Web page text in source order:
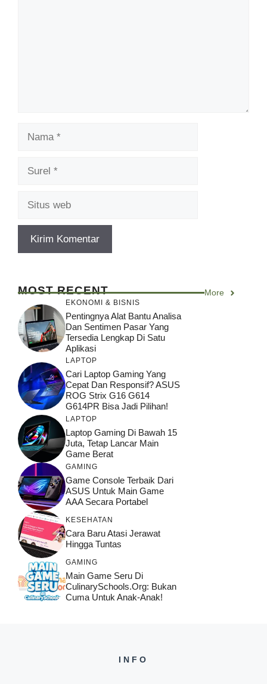
MOST RECENT More
EKONOMI & BISNIS
Pentingnya Alat Bantu Analisa
Dan Sentimen Pasar Yang
Tersedia Lengkap Di Satu
Aplikasi
LAPTOP
Cari Laptop Gaming Yang
Cepat Dan Responsif? ASUS
ROG Strix G16 G614
G614PR Bisa Jadi Pilihan!
LAPTOP
Laptop Gaming Di Bawah 15
Juta, Tetap Lancar Main
Game Berat
GAMING
Game Console Terbaik Dari
ASUS Untuk Main Game
AAA Secara Portabel
KESEHATAN
Cara Baru Atasi Jerawat
Hingga Tuntas
GAMING
Main Game Seru Di
CulinarySchools.org: Bukan
Cuma Untuk Anak-Anak!
INFO